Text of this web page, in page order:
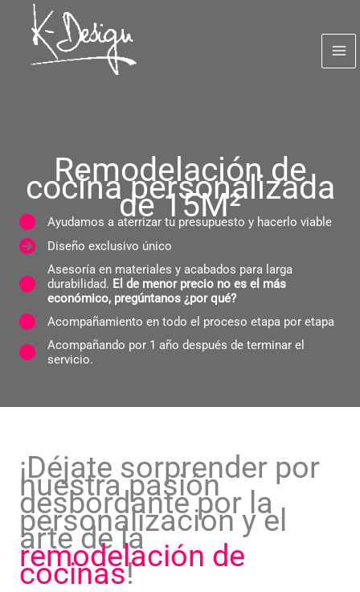
contenido
Remodelación de
cocina personalizada
de 15M²
Ayudamos a aterrizar tu presupuesto y hacerlo viable
Diseño exclusivo único
Asesoría en materiales y acabados para larga
durabilidad. El de menor precio no es el más
económico, pregúntanos ¿por qué?
Acompañamiento en todo el proceso etapa por etapa
​Acompañando por 1 año después de terminar el
servicio.
¡Déjate sorprender por
nuestra pasión
desbordante por la
personalización y el
arte de la
remodelación de
cocinas!